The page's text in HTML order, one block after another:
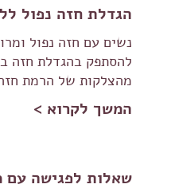
הגדלת חזה נפול
נשים עם חזה נפול
להסתפק בהגדלת חזה
מהצלקות של הרמת
המשך לקרוא >
שאלות לפגישה עם